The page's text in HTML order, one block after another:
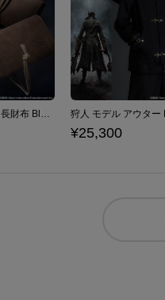
狩人の手記 モデル 長財布 Bloodborne
¥25,300